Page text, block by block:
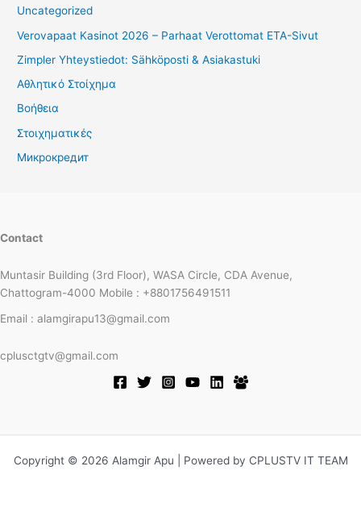
Uncategorized
Verovapaat Kasinot 2026 – Parhaat Verottomat ETA-Sivut
Zimpler Yhteystiedot: Sähköposti & Asiakastuki
Αθλητικό Στοίχημα
Βοήθεια
Στοιχηματικές
Микрокредит
Contact
Muntasir Building (3rd Floor), WASA Circle, CDA Avenue,
Chattogram-4000 Mobile : +8801756491511
Email : alamgirapu13@gmail.com
cplusctgtv@gmail.com
Copyright © 2026 Alamgir Apu | Powered by CPLUSTV IT TEAM